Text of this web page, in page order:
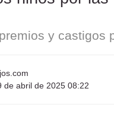
y castigos
de abril de 2025 08:22